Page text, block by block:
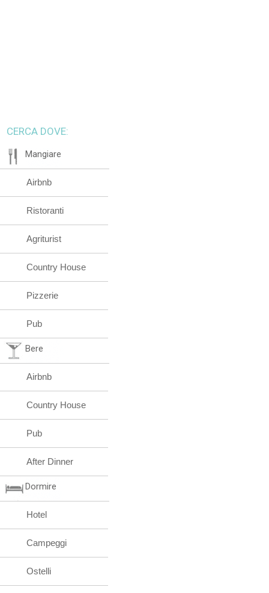
CERCA DOVE:
Mangiare
Airbnb
Ristoranti
Agriturist
Country House
Pizzerie
Pub
Bere
Airbnb
Country House
Pub
After Dinner
Dormire
Hotel
Campeggi
Ostelli